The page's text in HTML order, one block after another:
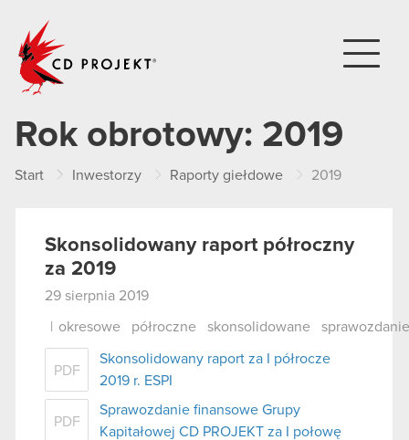
Rok obrotowy: 2019
Start Inwestorzy Raporty giełdowe 2019
Skonsolidowany raport półroczny
za 2019
29 sierpnia 2019
okresowe półroczne skonsolidowane sprawozdanie
PDF
Skonsolidowany raport za I półrocze
2019 r. ESPI
PDF
Sprawozdanie finansowe Grupy
Kapitałowej CD PROJEKT za I połowę